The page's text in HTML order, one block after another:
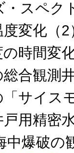
・スペク
度変化（
の時間変
総合観測
「サイス
用精密
中爆破